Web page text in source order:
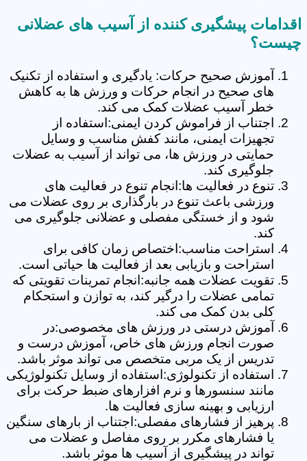
اقدامات پیشگیری کننده از آسیب های عضلانی
چیست؟
آموزش صحیح حرکات: یادگیری و استفاده از تکنیک
های صحیح در انجام حرکات و ورزش ها به کاهش
خطر آسیب عضلات کمک می کند.
اجتناب از فراموش کردن ایمنی:استفاده از
تجهیزات ایمنی، مانند کفش مناسب و وسایل
حمایتی در ورزش ها، می تواند از آسیب به عضلات
جلوگیری کند.
تنوع در فعالیت ها:انجام تنوع در فعالیت های
ورزشی باعث تنوع در بارگذاری بر روی عضلات می
شود و از خستگی مفصلی و عضلانی جلوگیری می
کند.
استراحت مناسب:اختصاص زمان کافی برای
استراحت و بازیابی بعد از فعالیت ها حیاتی است.
تقویت عضلات همه جانبه:انجام تمرینات تقویتی که
تمامی عضلات را درگیر کند، به توازن و استحکام
کلی بدن کمک می کند.
آموزش درستی در ورزش های مخصوصی:در
صورت انجام ورزش های خاص، آموزش درست و
تدریس از یک مربی متخصص می تواند موثر باشد.
استفاده از تکنولوژی:استفاده از وسایل تکنولوژیکی
مانند سنسورها و نرم افزارهای ضبط حرکت برای
ارزیابی و بهینه سازی فعالیت ها.
پرهیز از فشارهای مفصلی:اجتناب از بارهای سنگین
یا فشارهای مکرر بر روی مفاصل و عضلات می
تواند در پیشگیری از آسیب ها موثر باشد.